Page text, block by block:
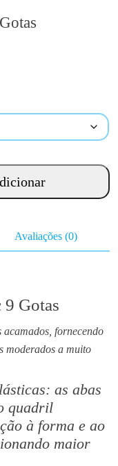
Avaliações (0)
Gotas
acamados, fornecendo
moderados a muito
as abas
quadril
à forma e ao
maior